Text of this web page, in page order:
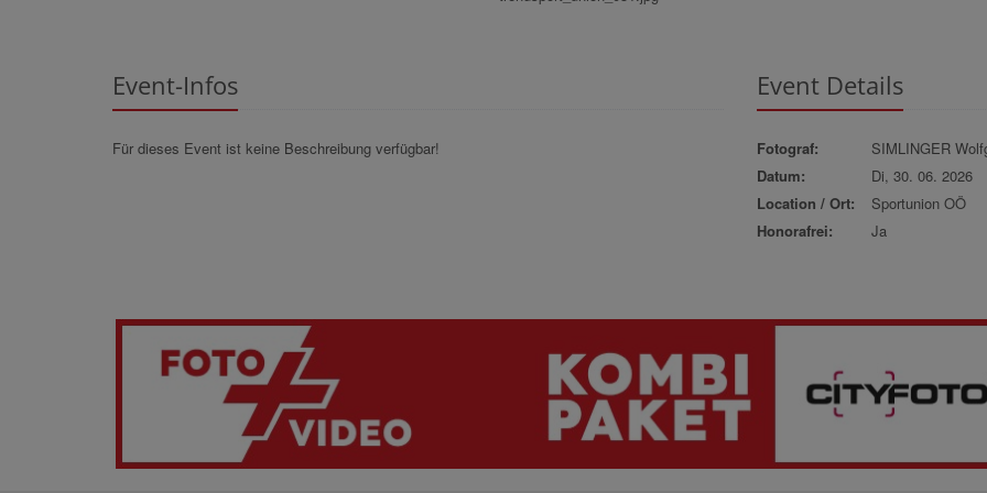
Event-Infos
Für dieses Event ist keine Beschreibung verfügbar!
Event Details
Fotograf:
SIMLINGER
Datum:
Di, 30. 06. 2026
Location / Ort:
Sportunion OÖ
Honorafrei:
Ja